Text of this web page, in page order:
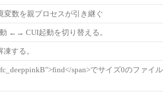
変数を親プロセスが引き継ぐ
←→ CUI起動を切り替える。
する。
span>でサイズ0のファイル